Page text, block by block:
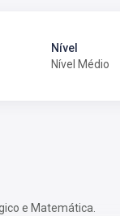
Nível
Nível Médio
e Matemática.